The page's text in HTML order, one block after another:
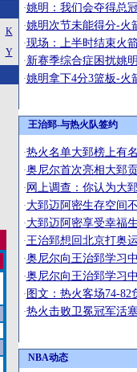
K
Y
·姚明：我们会夺得总
·姚明次节未能得分-火
·现场：上半时结束火
·新赛季综合症困扰姚
·姚明拿下4分3篮板-火
王治郅-与热火队签约
·热火名单大郅榜上有
·奥尼尔首次亮相大郅
·网上调查：你认为大
·大郅迈阿密生存空间
·大郅迈阿密享受幸福
·王治郅想回北京打奥
·奥尼尔向王治郅学习
·奥尼尔向王治郅学习
·图文：热火客场74-
·热火击败卫冕冠军活
NBA动态